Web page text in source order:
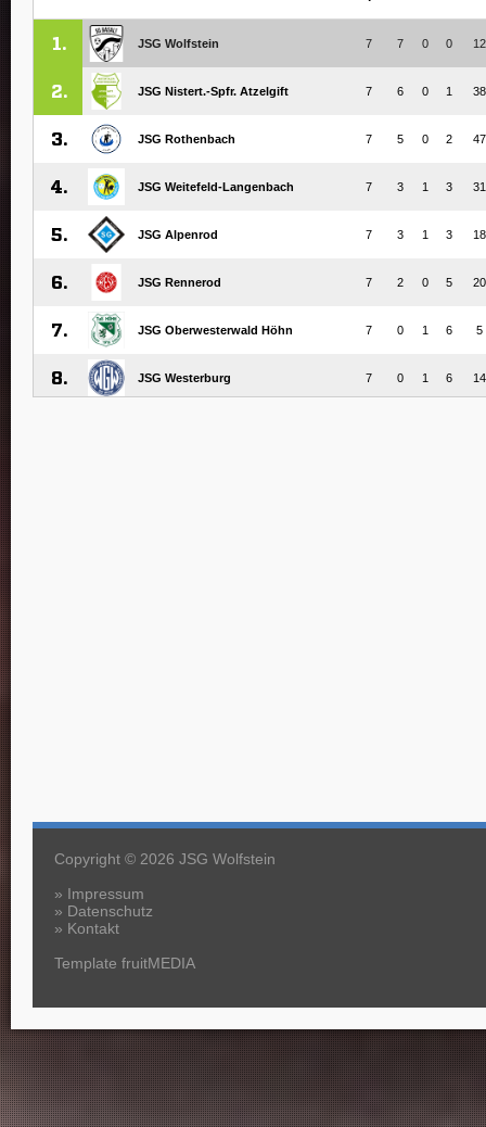
Copyright © 2026 JSG Wolfstein
» Impressum
» Datenschutz
» Kontakt
Template fruitMEDIA